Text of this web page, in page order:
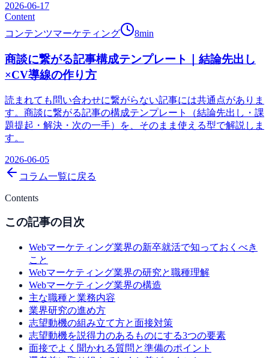
2026-06-17
Content
コンテンツマーケティング
8min
商談に繋がる記事構成テンプレート｜結論先出し
×CV導線の作り方
読まれても問い合わせに繋がらない記事には共通点がありま
す。商談に繋がる記事の構成テンプレート（結論先出し・課
題提起・解決・次の一手）を、そのまま使える型で解説しま
す。
2026-06-05
コラム一覧に戻る
Contents
この記事の目次
Webマーケティング業界の新卒就活で知っておくべき
こと
Webマーケティング業界の研究と職種理解
Webマーケティング業界の構造
主な職種と業務内容
業界研究の進め方
志望動機の組み立て方と面接対策
志望動機を説得力のあるものにする3つの要素
面接でよく聞かれる質問と準備のポイント